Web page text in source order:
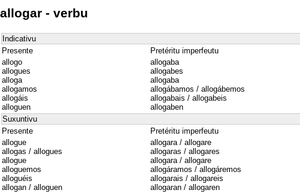
allogar - verbu
Indicativu
Presente
Pretéritu imperfeutu
allogo
allogues
alloga
allogamos
allogáis
alloguen
allogaba
allogabes
allogaba
allogábamos / allogábemos
allogabais / allogabeis
allogaben
Suxuntivu
Presente
Pretéritu imperfeutu
allogue
allogas / allogues
allogue
alloguemos
alloguéis
allogan / alloguen
allogara / allogare
allogaras / allogares
allogara / allogare
allogáramos / allogáremos
allogarais / allogareis
allogaran / allogaren